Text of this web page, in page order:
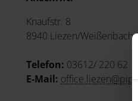
Knaufstr. 8
8940 Liezen/Weißenbach
Telefon: 03612/ 220 62
E-Mail: